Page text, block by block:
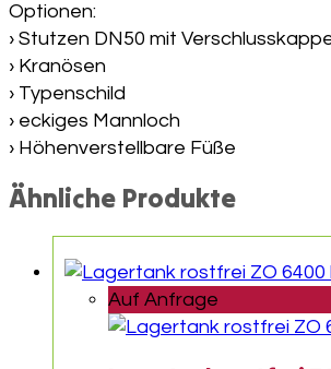
Optionen:
› Stutzen DN50 mit
› Kranösen
› Typenschild
› eckiges Mannloch
› Höhenverstellbare Füße
Ähnliche Produkte
Auf Anfrage